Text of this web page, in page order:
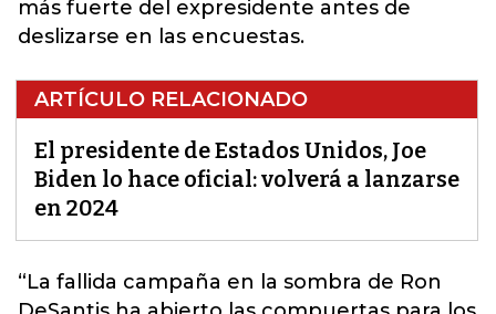
más fuerte del expresidente antes de
deslizarse en las encuestas.
ARTÍCULO RELACIONADO
El presidente de Estados Unidos, Joe
Biden lo hace oficial: volverá a lanzarse
en 2024
“La fallida campaña en la sombra de Ron